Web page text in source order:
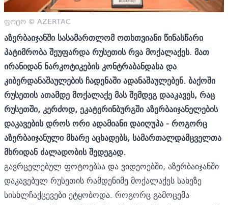
ფოტო © AZERTAC
აზერბაიჯანში სასამართლომ ოთხთვიანი წინასწარი
პატიმრობა შეუფარდა რუსეთის რვა მოქალაქეს. მათ
ირანიდან ნარკოტიკების კონტრაბანდასა და
კიბერდანაშაულების ჩადენაში ადანაშაულებენ. ბაქოში
რუსეთის ათამდე მოქალაქე მას შემდეგ დააკავეს, რაც
რუსეთში, კერძოდ, ეკატერინბურგში აზერბაიჯანელების
დაკავების დროს ორი ადამიანი დაიღუპა - როგორც
აზერბაიჯანული მხარე აცხადებს, სამართალდამცველთა
მხრიდან ძალადობის შედეგად.
გავრცელებულ ფოტოებსა და ვიდეოებში, აზერბაიჯანში
დაკავებულ რუსეთის რამდენიმე მოქალაქეს სახეზე
სისხლჩაქცევები ეტყობოდა. როგორც გამოცემა